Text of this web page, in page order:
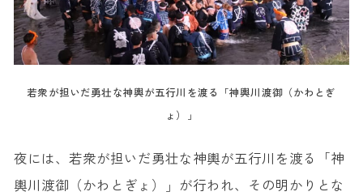
若衆が担いだ勇壮な神輿が五行川を渡る「神輿川渡御（かわとぎ
ょ）」
夜には、若衆が担いだ勇壮な神輿が五行川を渡る「神
輿川渡御（かわとぎょ）」が行われ、その明かりとな